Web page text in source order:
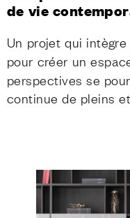
de vie
Un projet qui intègre
pour créer un
perspectives se
continue de pleins